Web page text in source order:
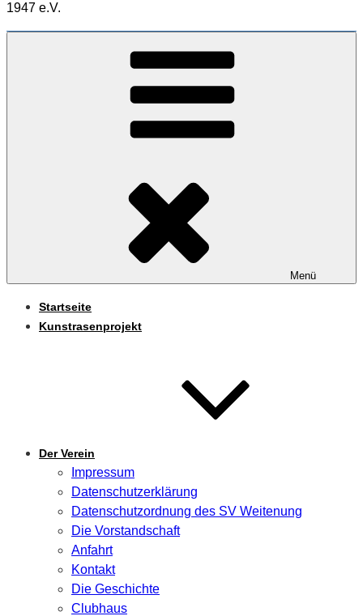
1947 e.V.
Menü
Startseite
Kunstrasenprojekt
Der Verein
Impressum
Datenschutzerklärung
Datenschutzordnung des SV Weitenung
Die Vorstandschaft
Anfahrt
Kontakt
Die Geschichte
Clubhaus